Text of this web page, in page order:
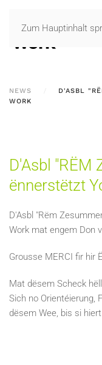
Zum Hauptinhalt
NEWS
D'ASBL
WORK
D'Asbl "RËM
ënnerstëtzt
D'Asbl "Rëm
Work mat engem Don
Grousse MERCI fir hir
Mat dësem Scheck
Sich no Orientéierung,
dësem Wee, bis si